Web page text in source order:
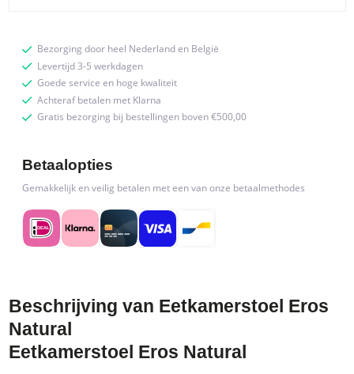
Bezorging door heel Nederland en België
Levertijd 3-5 werkdagen
Goede service en hoge kwaliteit
Achteraf betalen met Klarna
Gratis bezorging bij bestellingen boven €500,00
Betaalopties
Gemakkelijk en veilig betalen met een van onze betaalmethodes
Beschrijving van Eetkamerstoel Eros
Natural
Eetkamerstoel Eros Natural